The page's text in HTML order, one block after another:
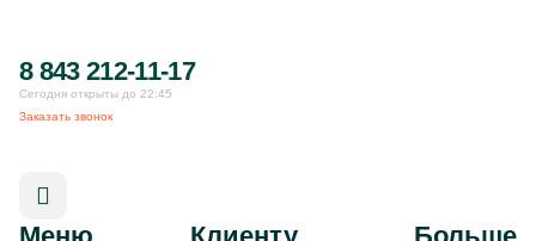
8 843 212-11-17
Сегодня открыты до 22:45
Заказать звонок